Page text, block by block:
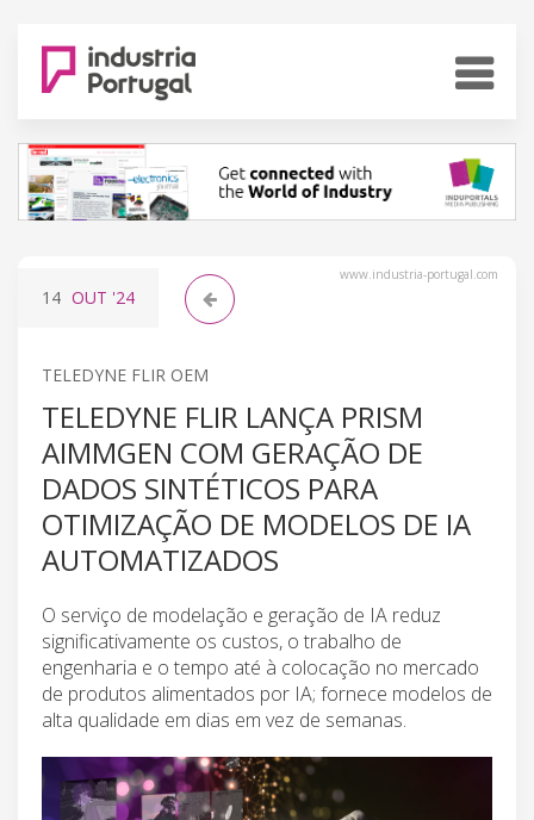
www.industria-portugal.com
14 OUT '24
TELEDYNE FLIR OEM
TELEDYNE FLIR LANÇA PRISM
AIMMGEN COM GERAÇÃO DE
DADOS SINTÉTICOS PARA
OTIMIZAÇÃO DE MODELOS DE IA
AUTOMATIZADOS
O serviço de modelação e geração de IA reduz
significativamente os custos, o trabalho de
engenharia e o tempo até à colocação no mercado
de produtos alimentados por IA; fornece modelos de
alta qualidade em dias em vez de semanas.